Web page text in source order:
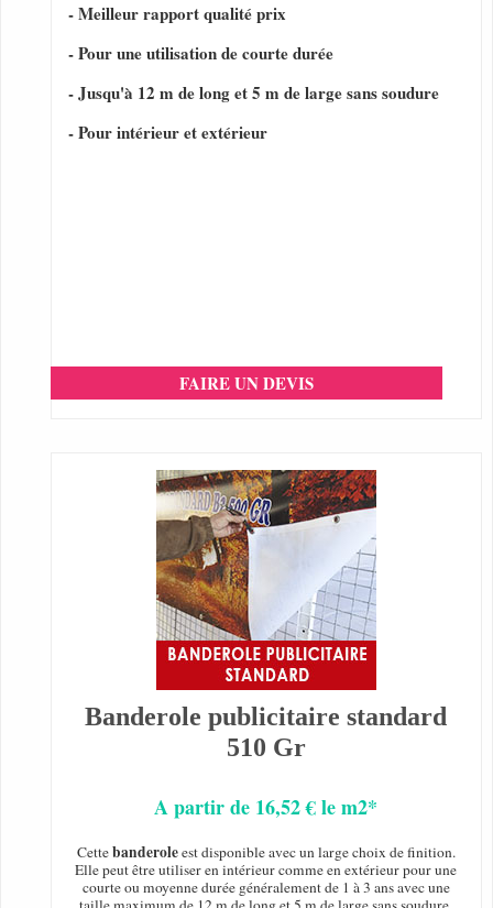
- Meilleur rapport qualité prix
- Pour une utilisation de courte durée
- Jusqu'à 12 m de long et 5 m de large sans soudure
- Pour intérieur et extérieur
FAIRE UN DEVIS
Banderole publicitaire standard
510 Gr
A partir de 16,52 € le m2*
Cettebanderoleest disponible avec un large choix de finition.
Elle peut être utiliser en intérieur comme en extérieur pour une
courte ou moyenne durée généralement de 1 à 3 ans avec une